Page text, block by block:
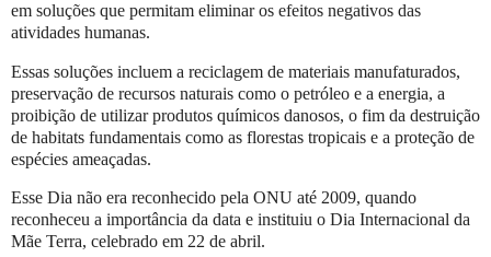
em soluções que permitam eliminar os efeitos negativos das
atividades humanas.
Essas soluções incluem a reciclagem de materiais manufaturados,
preservação de recursos naturais como o petróleo e a energia, a
proibição de utilizar produtos químicos danosos, o fim da destruição
de habitats fundamentais como as florestas tropicais e a proteção de
espécies ameaçadas.
Esse Dia não era reconhecido pela ONU até 2009, quando
reconheceu a importância da data e instituiu o Dia Internacional da
Mãe Terra, celebrado em 22 de abril.